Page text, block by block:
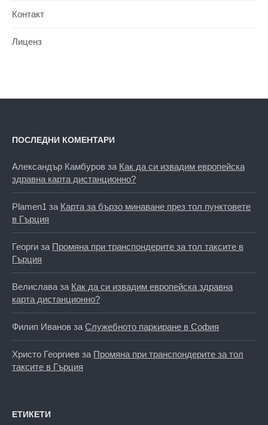
Контакт
Лиценз
ПОСЛЕДНИ КОМЕНТАРИ
Александър Камбуров за Как да си извадим европейска
здравна карта дистанционно?
Plamen1 за Карта за бързо минаване през тол пунктовете
в Гърция
Георги за Промяна при транспондерите за тол таксите в
Гърция
Велислава за Как да си извадим европейска здравна
карта дистанционно?
Филип Иванов за Служебното паркиране в София
Христо Георгиев за Промяна при транспондерите за тол
таксите в Гърция
ЕТИКЕТИ